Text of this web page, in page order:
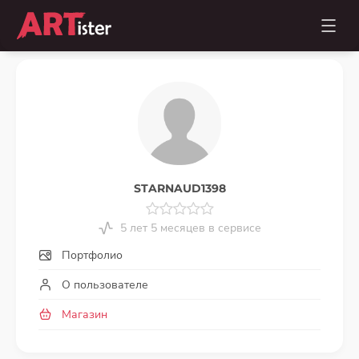
STARNAUD1398
5 лет 5 месяцев в сервисе
Портфолио
О пользователе
Магазин